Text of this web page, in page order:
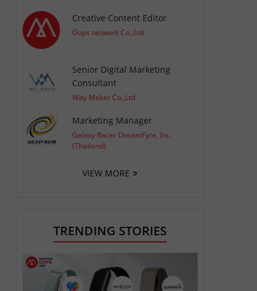
Creative Content Editor
Oops network Co.,Ltd.
Senior Digital Marketing
Consultant
Way Maker Co.,Ltd.
Marketing Manager
Galaxy Racer DreamFyre, Inc.
(Thailand)
VIEW MORE
TRENDING STORIES